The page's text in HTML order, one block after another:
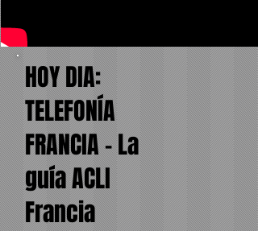
HOY DIA:
TELEFONÍA
FRANCIA - La
guía ACLI
Francia